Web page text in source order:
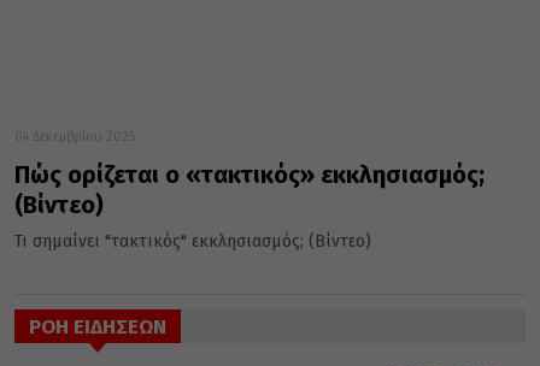
04 Δεκεμβρίου 2025
Πώς ορίζεται ο «τακτικός» εκκλησιασμός;
(Βίντεο)
Τι σημαίνει "τακτικός" εκκλησιασμός; (Βίντεο)
ΡΟΗ ΕΙΔΗΣΕΩΝ